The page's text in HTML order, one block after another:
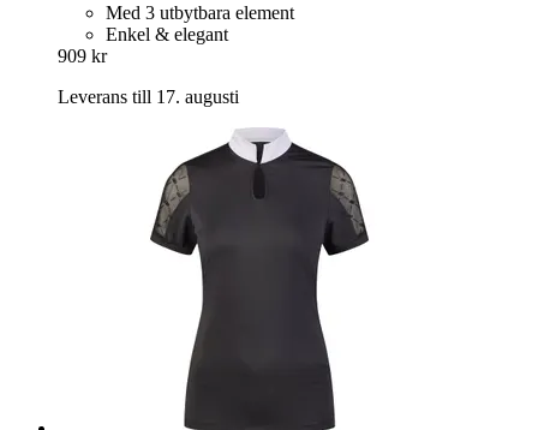
Med 3 utbytbara element
Enkel & elegant
909 kr
Leverans till 17. augusti